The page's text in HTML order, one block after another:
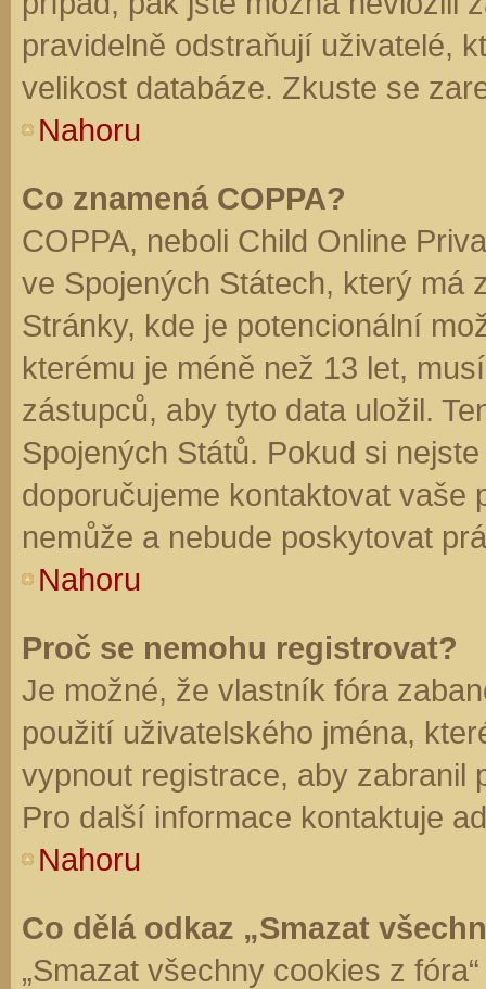
pravidelně odstraňují uživatelé,
velikost databáze. Zkuste se
Nahoru
Co znamená COPPA?
COPPA, neboli Child Online
ve Spojených Státech, který má
Stránky, kde je potencionální
kterému je méně než 13 let,
zástupců, aby tyto data uložil.
Spojených Států. Pokud si
doporučujeme kontaktovat vaše
nemůže a nebude poskytovat
Nahoru
Proč se nemohu registrovat?
Je možné, že vlastník fóra
použití uživatelského jména,
vypnout registrace, aby zabranil
Pro další informace kontaktuje
Nahoru
Co dělá odkaz „Smazat
„Smazat všechny cookies z